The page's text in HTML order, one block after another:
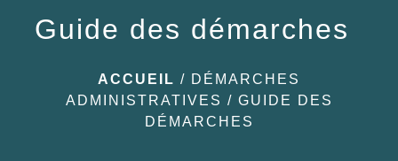
Guide des démarches
ACCUEIL / DÉMARCHES
ADMINISTRATIVES / GUIDE DES
DÉMARCHES